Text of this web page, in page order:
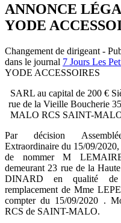
ANNONCE
YODE
Changement de dirigeant -
dans le journal 7 Jours Les
YODE ACCESSOIRES
SARL au capital de 200 €
rue de la Vieille Boucherie
MALO RCS SAINT-
Par décision
Extraordinaire du 15/09/2020,
de nommer M
demeurant 23 rue de la
DINARD en qualité
remplacement de Mme
compter du 15/09/2020 .
RCS de SAINT-MALO.